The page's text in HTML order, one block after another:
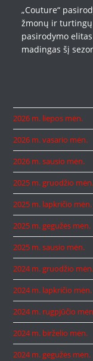
„Couture“
žmonų ir
pasirodymo
madingas šį
2026 m. liepos mėn.
2026 m. vasario mėn.
2026 m. sausio mėn.
2025 m. gruodžio mėn.
2025 m. lapkričio mėn.
2025 m. gegužės mėn.
2025 m. sausio mėn.
2024 m. gruodžio mėn.
2024 m. lapkričio mėn.
2024 m. rugpjūčio
2024 m. birželio mėn.
2024 m. gegužės mėn.